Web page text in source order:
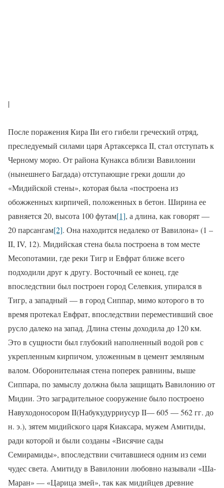
|
После поражения Кира IIи его гибели греческий отряд,
преследуемый силами царя Артаксеркса II, стал отступать к
Черному морю. От района Кунакса вблизи Вавилонии
(нынешнего Багдада) отступающие греки дошли до
«Мидийской стены», которая была «построена из
обожженных кирпичей, положенных в бетон. Ширина ее
равняется 20, высота 100 футам[1], а длина, как говорят —
20 парсангам[2]. Она находится недалеко от Вавилона» (1 –
II, IV, 12). Мидийская стена была построена в том месте
Месопотамии, где реки Тигр и Евфрат ближе всего
подходили друг к другу. Восточный ее конец, где
впоследствии был построен город Селевкия, упирался в
Тигр, а западный — в город Сиппар, мимо которого в то
время протекал Евфрат, впоследствии переместивший свое
русло далеко на запад. Длина стены доходила до 120 км.
Это в сущности был глубокий наполненный водой ров с
укрепленным кирпичом, уложенным в цемент земляным
валом. Оборонительная стена поперек равнины, выше
Сиппара, по замыслу должна была защищать Вавилонию от
Мидии. Это заградительное сооружение было построено
НавуходоносоромII(НабукудурриусурII— 605 — 562 гг. до
н. э.), зятем мидийского царя Киаксара, мужем Амитиды,
ради которой и были созданы «Висячие сады
Семирамиды», впоследствии считавшиеся одним из семи
чудес света. Амитиду в Вавилонии любовно называли «Ша-
Маран» — «Царица змей», так как мидийцев древние